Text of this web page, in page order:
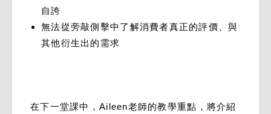
自誇
無法從旁敲側擊中了解消費者真正的評價、與
其他衍生出的需求
在下一堂課中，Aileen老師的教學重點，將介紹